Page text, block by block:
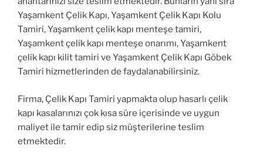
Yaşamkent Çelik Kapı, Yaşamkent Çelik Kapı Kolu
Tamiri, Yaşamkent çelik kapı menteşe tamiri,
Yaşamkent çelik kapı menteşe onarımı, Yaşamkent
çelik kapı kilit tamiri ve Yaşamkent Çelik Kapı Göbek
Tamiri hizmetlerinden de faydalanabilirsiniz.
Firma, Çelik Kapı Tamiri yapmakta olup hasarlı çelik
kapı kasalarınızı çok kısa süre içerisinde ve uygun
maliyet ile tamir edip siz müşterilerine teslim
etmektedir.